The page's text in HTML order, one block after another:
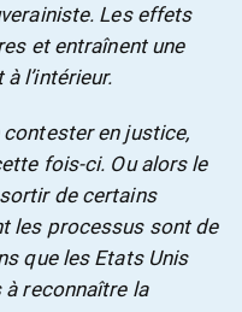
Les effets
et entraînent une
l’intérieur.
en justice,
fois-ci. Ou alors le
de certains
les processus sont de
que les Etats Unis
reconnaître la